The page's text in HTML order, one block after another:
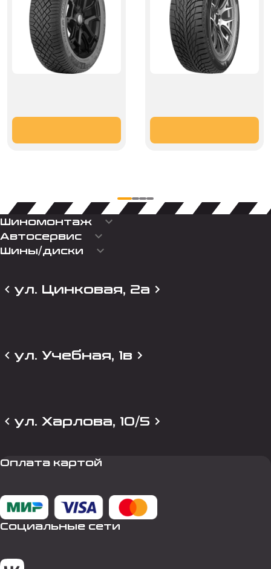
Шиномонтаж keyboard_arrow_down
Автосервис keyboard_arrow_down
Шины/диски keyboard_arrow_down
ул. Цинковая, 2а
ул. Учебная, 1в
ул. Харлова, 10/5
Оплата картой
Социальные сети